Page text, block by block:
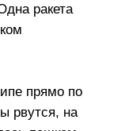
ракета
прямо по
рвутся, на